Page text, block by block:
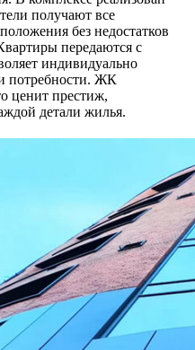
получают все
без недостатков
передаются с
индивидуально
потребности. ЖК
ценит престиж,
детали жилья.